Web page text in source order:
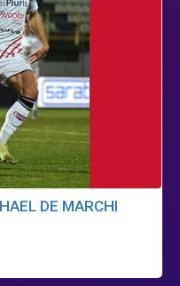
DE MARCHI